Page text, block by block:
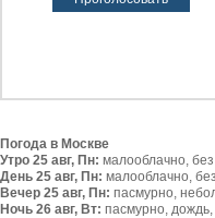
Погода в Москве
Утро 25 авг, Пн: малооблачно,
День 25 авг, Пн: малооблачно,
Вечер 25 авг, Пн: пасмурно,
Ночь 26 авг, Вт: пасмурно,